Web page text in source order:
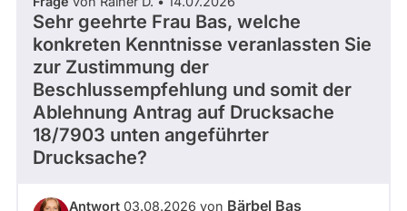
Sehr geehrte Frau Bas, welche
konkreten Kenntnisse veranlassten Sie
zur Zustimmung der
Beschlussempfehlung und somit der
Ablehnung Antrag auf Drucksache
18/7903 unten angeführter
Drucksache?
Antwort 03.08.2026 von Bärbel Bas